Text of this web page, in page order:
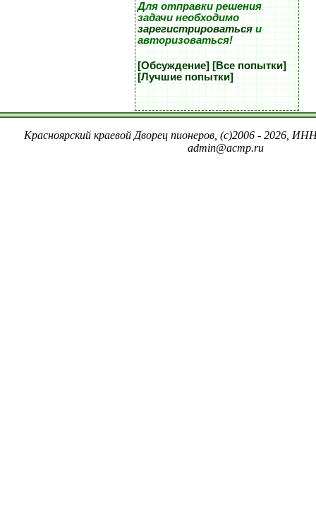
Для отправки решения
задачи необходимо
зарегистрироватьсяи
авторизоваться!
[Обсуждение] [Все попытки]
[Лучшие попытки]
Красноярский краевой Дворец пионеров, (c)2006 - 2026,
admin@acmp.ru